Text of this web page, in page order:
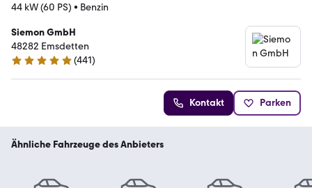
44 kW (60 PS) • Benzin
Siemon GmbH
48282 Emsdetten
4.9 Sterne
(441)
Kontakt Parken
Ähnliche Fahrzeuge des Anbieters